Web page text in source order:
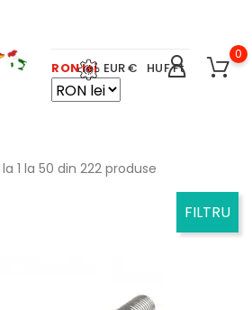
0
RON lei EUR € HUF Ft
FILTRU
1 la 50 din 222 produse